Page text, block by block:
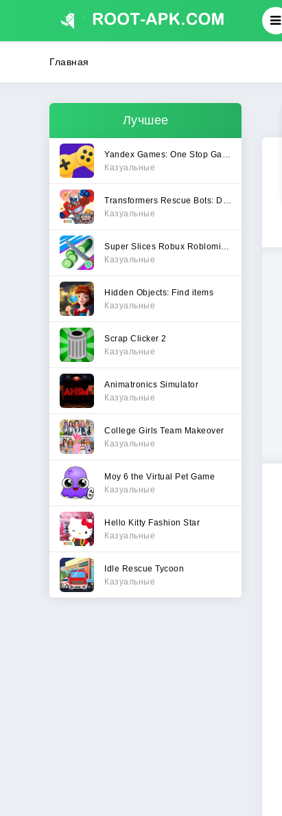
Главная
Лучшее
Казуальные
Казуальные
Казуальные
Hidden Objects: Find items
Казуальные
Scrap Clicker 2
Казуальные
Animatronics Simulator
Казуальные
College Girls Team Makeover
Казуальные
Moy 6 the Virtual Pet Game
Казуальные
Hello Kitty Fashion Star
Казуальные
Idle Rescue Tycoon
Казуальные